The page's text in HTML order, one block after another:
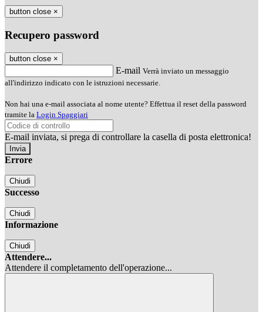
button close ×
Recupero password
button close ×
E-mail Verrà inviato un messaggio
all'indirizzo indicato con le istruzioni necessarie.
Non hai una e-mail associata al nome utente? Effettua il reset della password
tramite la Login Spaggiari
E-mail inviata, si prega di controllare la casella di posta elettronica!
Errore
Chiudi
Successo
Chiudi
Informazione
Chiudi
Attendere...
Attendere il completamento dell'operazione...